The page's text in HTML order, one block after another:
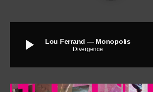
play_arrow Lou Ferrand — Monopolis
Divergence